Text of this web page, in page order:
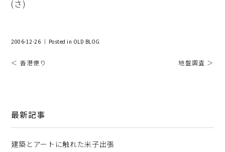
(さ)
2006-12-26 ｜ Posted in OLD BLOG
＜ 香港便り 地盤調査 ＞
最新記事
建築とアートに触れた米子出張